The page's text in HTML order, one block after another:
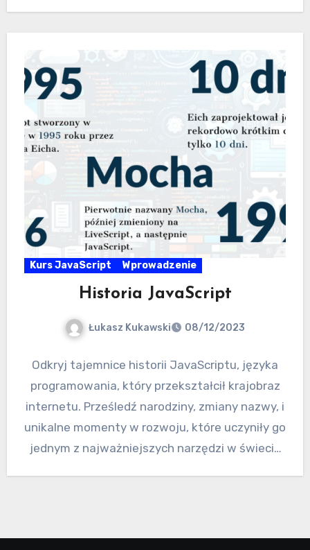
Kurs JavaScript Wprowadzenie
Historia JavaScript
Łukasz Kukawski 08/12/2023
Odkryj tajemnice historii JavaScriptu, języka
programowania, który przekształcił krajobraz
internetu. Prześledź narodziny, zmiany nazwy, i
unikalne momenty w rozwoju, które uczyniły go
jednym z najważniejszych narzędzi w świecie